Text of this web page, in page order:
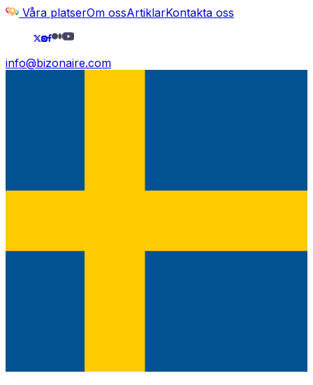
Våra platserOm ossArtiklarKontakta oss
info@bizonaire.com